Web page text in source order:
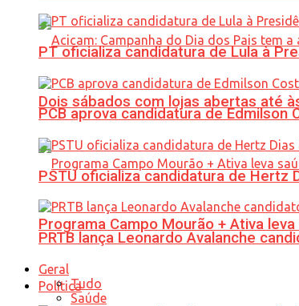
Dois sábados com lojas abertas até
Programa Campo Mourão + Ativa
Política
PT oficializa candidatura de Lula à
PCB aprova candidatura de Edmilson
PSTU oficializa candidatura de Hertz
PRTB lança Leonardo Avalanche
Geral
Tudo
Saúde